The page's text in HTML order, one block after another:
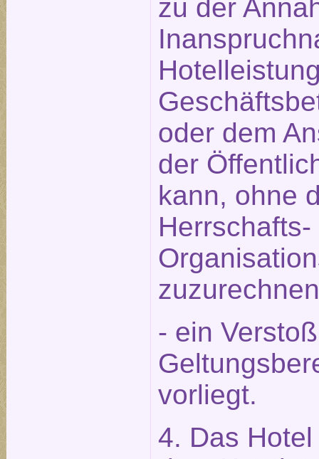
zu der
oder dem
der
kann, ohne
Herrschafts-
- ein
vorliegt.
4. Das